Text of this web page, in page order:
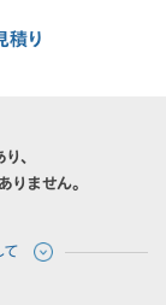
積り
、
りません。